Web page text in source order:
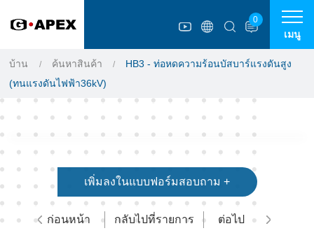
เมนู
0
บ้าน ค้นหาสินค้า
HB3 - ท่อหดความร้อนบัสบาร์แรงดันสูง
(ทนแรงดันไฟฟ้า36kV)
เพิ่มลงในแบบฟอร์มสอบถาม +
ก่อนหน้า กลับไปที่รายการ ต่อไป